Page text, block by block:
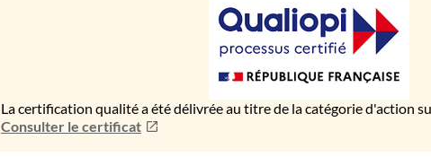
La certification qualité a été délivrée au titre de la catégorie d'action
Consulter le certificat